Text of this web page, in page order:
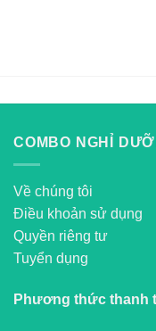
COMBO NGHỈ
Về chúng tôi
Điều khoản sử dụng
Quyền riêng tư
Tuyển dụng
Phương thức thanh